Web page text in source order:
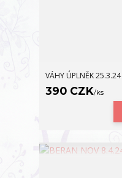
VÁHY ÚPLNĚK 25.3.24
390 CZK/ks